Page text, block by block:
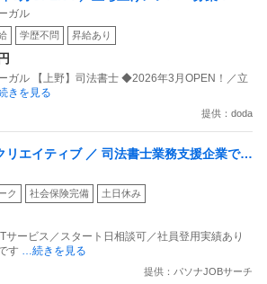
ガル
学歴不問 昇給あり
ガル 【上野】司法書士 ◆2026年3月OPEN！／立
きを見る
提供：doda
リエイティブ ／ 司法書士業務支援企業での
派遣
ク 社会保険完備 土日休み
サービス／スタート日相談可／社員登用実績あり
す …続きを見る
提供：パソナJOBサーチ